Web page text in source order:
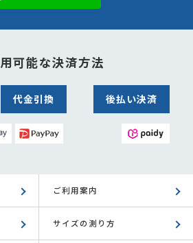
可能な決済方法
代金引換 後払い決済
ご利用案内
サイズの測り方